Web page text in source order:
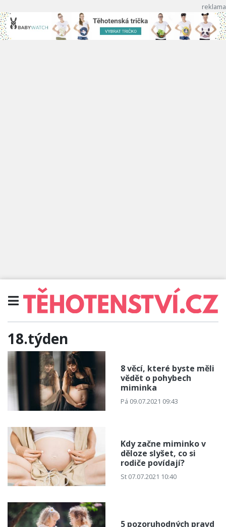
18.týden
8 věcí, které byste měli
vědět o pohybech
miminka
Pá 09.07.2021 09:43
Kdy začne miminko v
děloze slyšet, co si
rodiče povídají?
St 07.07.2021 10:40
5 pozoruhodných pravd